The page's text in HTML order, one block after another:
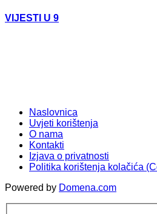
VIJESTI U 9
Naslovnica
Uvjeti korištenja
O nama
Kontakti
Izjava o privatnosti
Politika korištenja kolačića
Powered by Domena.com